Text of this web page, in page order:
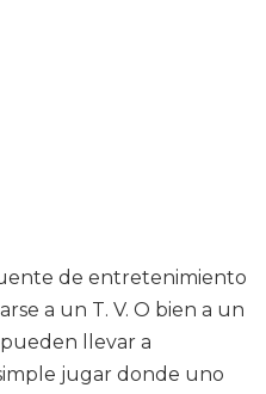
de entretenimiento
a un T. V. O bien a un
llevar a
jugar donde uno